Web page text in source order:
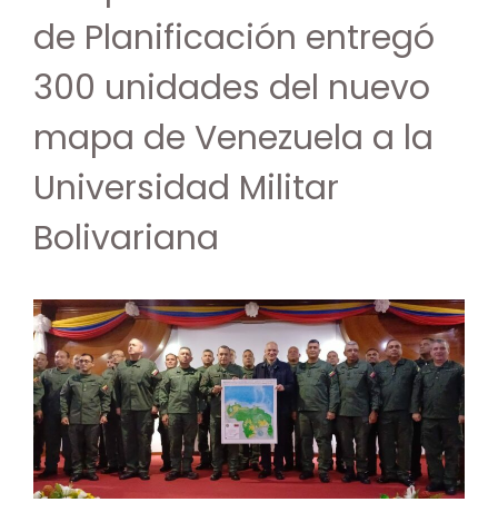
de Planificación entregó
300 unidades del nuevo
mapa de Venezuela a la
Universidad Militar
Bolivariana